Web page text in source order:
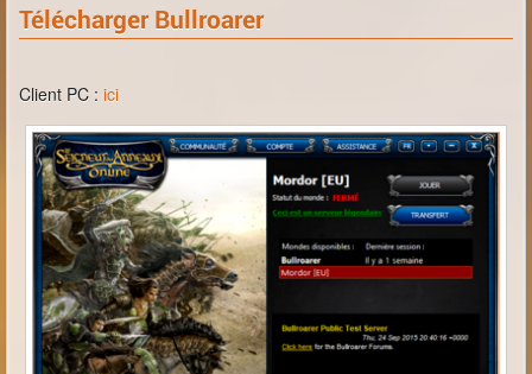
Télécharger Bullroarer
Client PC : ici